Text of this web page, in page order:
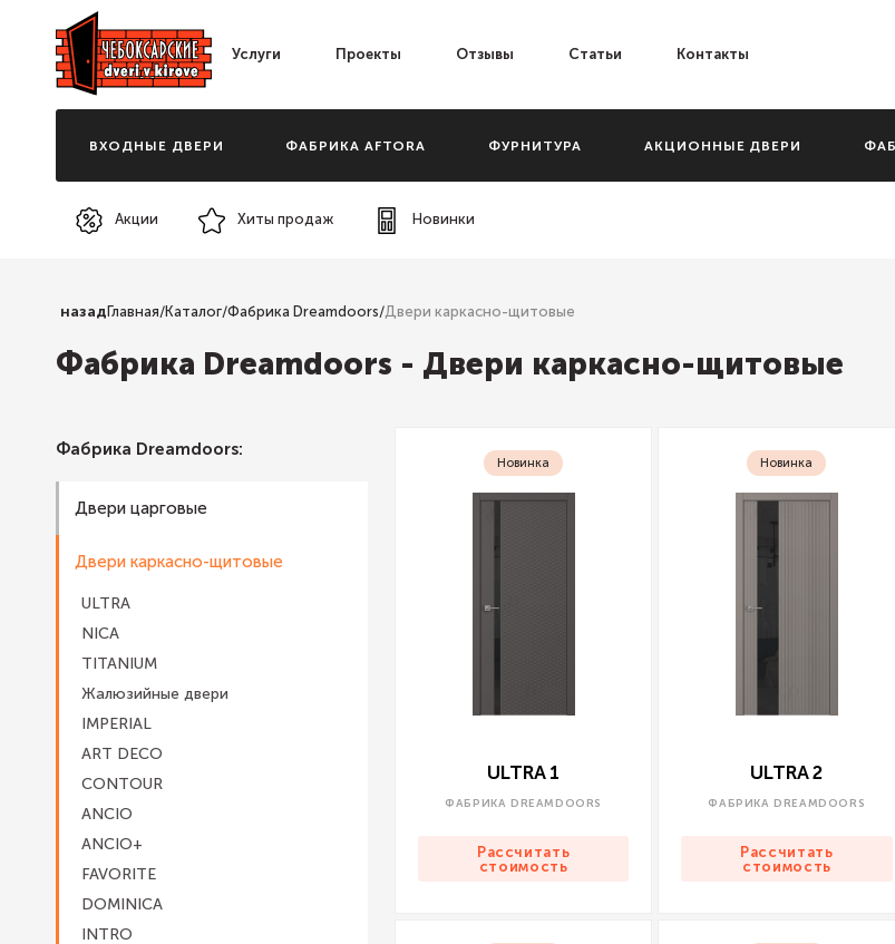
Услуги Проекты Отзывы Статьи Контакты
ВХОДНЫЕ ДВЕРИ ФАБРИКА AFTORA ФУРНИТУРА АКЦИОННЫЕ ДВЕРИ
Акции Хиты продаж Новинки
назадГлавная/Каталог/Фабрика Dreamdoors/Двери каркасно-щитовые
Фабрика Dreamdoors - Двери каркасно-щитовые
Фабрика Dreamdoors:
Двери царговые
Двери каркасно-щитовые
ULTRA
NICA
TITANIUM
Жалюзийные двери
IMPERIAL
ART DECO
CONTOUR
ANCIO
ANCIO+
FAVORITE
DOMINICA
INTRO
ULTRA 1
ФАБРИКА DREAMDOORS
Рассчитать
стоимость
Новинка
ULTRA 2
ФАБРИКА DREAMDOORS
Рассчитать
стоимость
Новинка